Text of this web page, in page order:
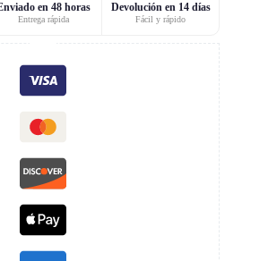
en 48 horas
Entrega rápida
Devolución en 14 días
Fácil y rápido